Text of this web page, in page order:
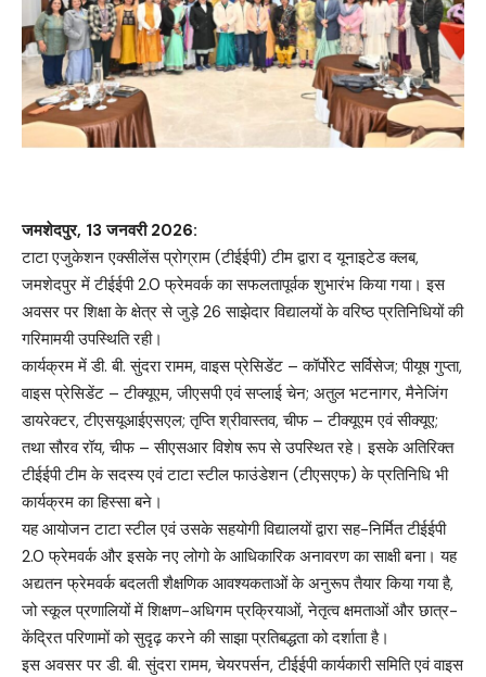
जमशेदपुर, 13 जनवरी 2026:
टाटा एजुकेशन एक्सीलेंस प्रोग्राम (टीईईपी) टीम द्वारा द यूनाइटेड क्लब,
जमशेदपुर में टीईईपी 2.0 फ्रेमवर्क का सफलतापूर्वक शुभारंभ किया गया। इस
अवसर पर शिक्षा के क्षेत्र से जुड़े 26 साझेदार विद्यालयों के वरिष्ठ प्रतिनिधियों की
गरिमामयी उपस्थिति रही।
कार्यक्रम में डी. बी. सुंदरा रामम, वाइस प्रेसिडेंट – कॉर्पोरेट सर्विसेज; पीयूष गुप्ता,
वाइस प्रेसिडेंट – टीक्यूएम, जीएसपी एवं सप्लाई चेन; अतुल भटनागर, मैनेजिंग
डायरेक्टर, टीएसयूआईएसएल; तृप्ति श्रीवास्तव, चीफ – टीक्यूएम एवं सीक्यूए;
तथा सौरव रॉय, चीफ – सीएसआर विशेष रूप से उपस्थित रहे। इसके अतिरिक्त
टीईईपी टीम के सदस्य एवं टाटा स्टील फाउंडेशन (टीएसएफ) के प्रतिनिधि भी
कार्यक्रम का हिस्सा बने।
यह आयोजन टाटा स्टील एवं उसके सहयोगी विद्यालयों द्वारा सह-निर्मित टीईईपी
2.0 फ्रेमवर्क और इसके नए लोगो के आधिकारिक अनावरण का साक्षी बना। यह
अद्यतन फ्रेमवर्क बदलती शैक्षणिक आवश्यकताओं के अनुरूप तैयार किया गया है,
जो स्कूल प्रणालियों में शिक्षण-अधिगम प्रक्रियाओं, नेतृत्व क्षमताओं और छात्र-
केंद्रित परिणामों को सुदृढ़ करने की साझा प्रतिबद्धता को दर्शाता है।
इस अवसर पर डी. बी. सुंदरा रामम, चेयरपर्सन, टीईईपी कार्यकारी समिति एवं वाइस